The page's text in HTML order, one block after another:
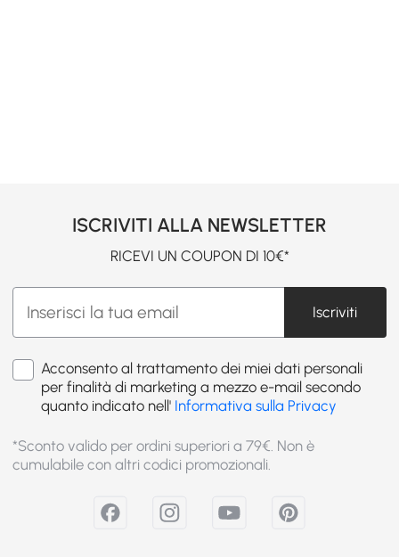
ISCRIVITI ALLA NEWSLETTER
RICEVI UN COUPON DI 10€*
Iscriviti
Acconsento al trattamento dei miei dati personali
per finalità di marketing a mezzo e-mail secondo
quanto indicato nell' Informativa sulla Privacy
*Sconto valido per ordini superiori a 79€. Non è
cumulabile con altri codici promozionali.